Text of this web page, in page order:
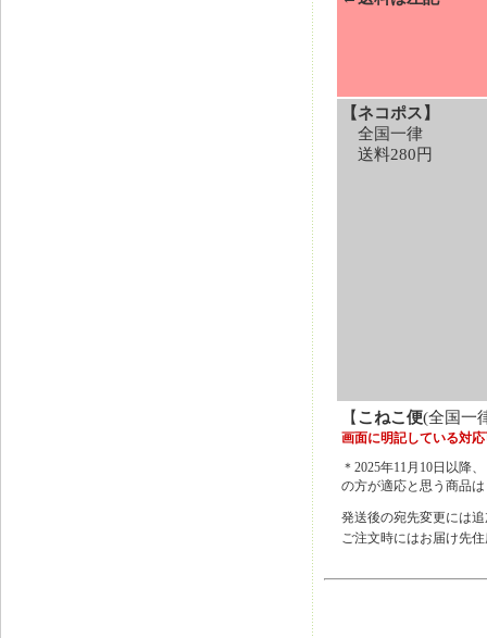
【ネコポス】
全国一律
送料280円
【 こねこ便(全国一
画面に明記している対
＊2025年11月10日以降
の方が適応と思う商品
発送後の宛先変更には
ご注文時にはお届け先